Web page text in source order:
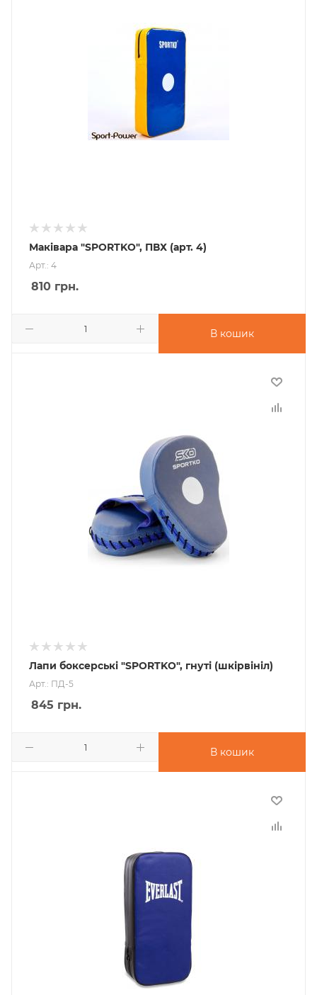
Маківара "SPORTKO", ПВХ (арт. 4)
Арт.: 4
810 грн.
В кошик
Лапи боксерські "SPORTKO", гнуті (шкірвініл)
Арт.: ПД-5
845 грн.
В кошик